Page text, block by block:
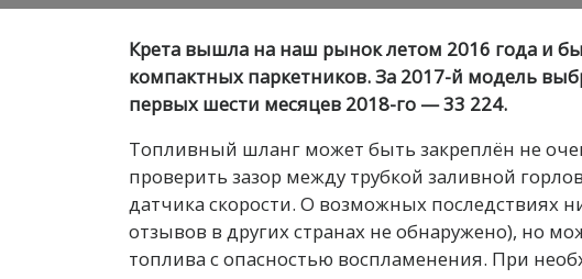
Крета вышла на наш рынок летом 2016 года и
компактных паркетников. За 2017-й модель
первых шести месяцев 2018-го — 33 224.
Топливный шланг может быть закреплён не
проверить зазор между трубкой заливной
датчика скорости. О возможных последствиях
отзывов в других странах не обнаружено), но
топлива с опасностью воспламенения. При